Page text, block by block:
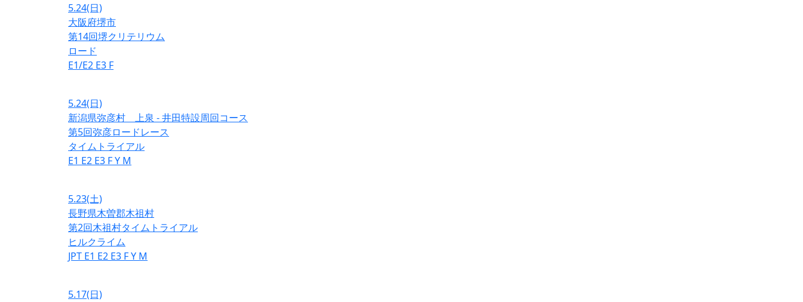
5.24(日)
大阪府堺市
第14回堺クリテリウム
ロード
E1/E2 E3 F
5.24(日)
新潟県弥彦村 上泉 - 井田特設周回コース
第5回弥彦ロードレース
タイムトライアル
E1 E2 E3 FY M
5.23(土)
長野県木曽郡木祖村
第2回木祖村タイムトライアル
ヒルクライム
JPT E1 E2 E3 FY M
5.17(日)